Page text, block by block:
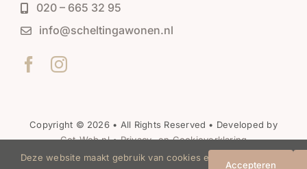
020 – 665 32 95
info@scheltingawonen.nl
Copyright © 2026 • All Rights Reserved • Developed by
Get-Web.nl•Privacy- en Cookieverklaring
Deze website maakt gebruik van cookies en
Accepteren